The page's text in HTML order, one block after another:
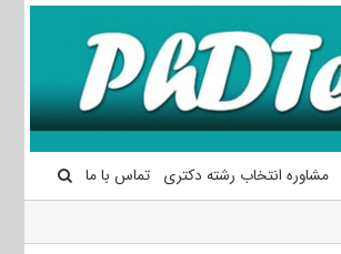
مشاوره انتخاب رشته دکتری تماس با ما